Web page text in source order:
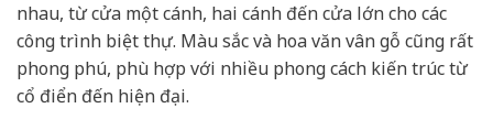
nhau, từ cửa một cánh, hai cánh đến cửa lớn cho các
công trình biệt thự. Màu sắc và hoa văn vân gỗ cũng rất
phong phú, phù hợp với nhiều phong cách kiến trúc từ
cổ điển đến hiện đại.